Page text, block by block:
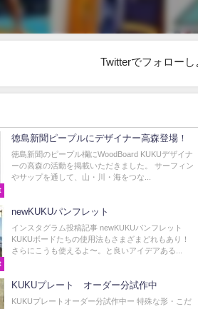
Twitterでフォローし
徳島新聞ピープルにデザイナー高森登場！
徳島新聞のピープル欄にWoodBoard KUKUデザイナ
ーの高森の活動を掲載いただきました。 サーフィン
やサップを通して、山・川・海をつな...
newKUKUパンフレット
インスタグラム投稿記事 newKUKUパンフレット
KUKUボードたちの使用法もさまざまどれもあり！
さらにこうも使えるよ〜。と良いアイデアある...
KUKUプレート オーダー分試作中
KUKUプレートオーダー分試作中ー 特殊な形・こだ